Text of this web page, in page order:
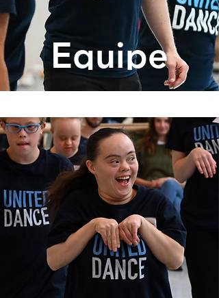
Equipe